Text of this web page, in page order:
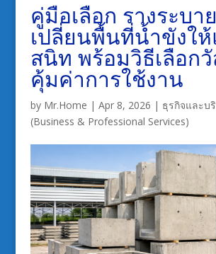
คู่มือเลือก รางระบา
เปลี่ยนพื้นที่น้ำขังใ
สนิท พร้อมวิธีเลือก
คุ้มค่าการใช้งาน
by Mr.Home | Apr 8, 2026 | ธุรกิจและบ
(Business & Professional Services)